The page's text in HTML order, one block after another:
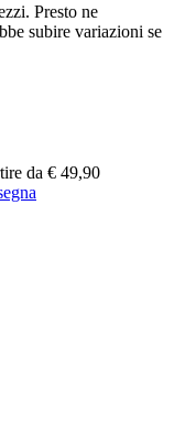
Presto ne
subire variazioni se
da € 49,90